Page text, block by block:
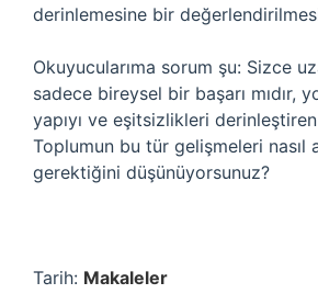
derinlemesine bir
Okuyucularıma sorum şu: Sizce
sadece bireysel bir başarı mıdır,
yapıyı ve eşitsizlikleri
Toplumun bu tür gelişmeleri nasıl
gerektiğini düşünüyorsunuz?
Tarih: Makaleler